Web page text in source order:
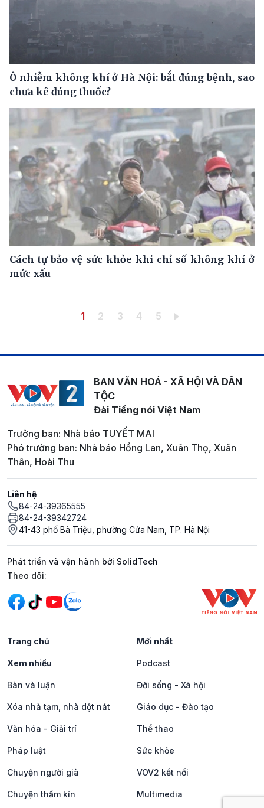
Ô nhiễm không khí ở Hà Nội: bắt đúng bệnh, sao
chưa kê đúng thuốc?
Cách tự bảo vệ sức khỏe khi chỉ số không khí ở
mức xấu
Trang hiện thời
1 Trang
2 Trang
3 Trang
4 Trang
5
BAN VĂN HOÁ - XÃ HỘI VÀ DÂN
TỘC
Đài Tiếng nói Việt Nam
Trưởng ban: Nhà báo TUYẾT MAI
Phó trưởng ban: Nhà báo Hồng Lan, Xuân Thọ, Xuân
Thân, Hoài Thu
Liên hệ
84-24-39365555
84-24-39342724
41-43 phố Bà Triệu, phường Cửa Nam, TP. Hà Nội
Phát triển và vận hành bởi SolidTech
Mạng xã hội
Theo dõi:
Trang chủ Mới nhất
Xem nhiều Podcast
Bàn và luận Đời sống - Xã hội
Xóa nhà tạm, nhà dột nát Giáo dục - Đào tạo
Văn hóa - Giải trí Thể thao
Pháp luật Sức khỏe
Chuyện người già VOV2 kết nối
Chuyện thầm kín Multimedia